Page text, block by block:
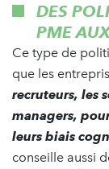
DES
PME
Ce type de
que les
recruteurs, les
managers,
leurs biais
conseille aussi